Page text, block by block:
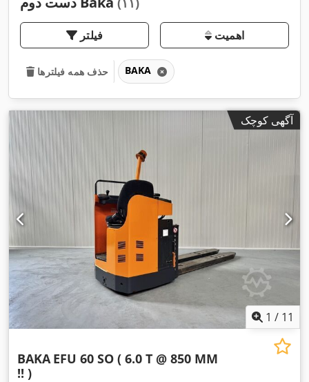
فیلتر اهمیت
حذف همه فیلترها BAKA
آگهی کوچک
1 / 11
BAKA EFU 60 SO ( 6.0 T @ 850 MM
!! )